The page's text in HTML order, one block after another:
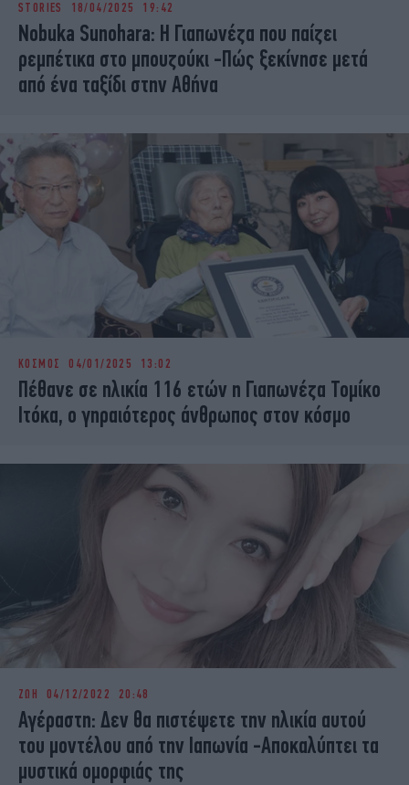
iBOOKS
OSCARS
THE OCEAN
MEDIA
ELAMEFORA
STORIES 18/04/2025 19:42
Nobuka Sunohara: Η Γιαπωνέζα που παίζει
ρεμπέτικα στο μπουζούκι -Πώς ξεκίνησε μετά
από ένα ταξίδι στην Αθήνα
ΚΟΣΜΟΣ 04/01/2025 13:02
Πέθανε σε ηλικία 116 ετών η Γιαπωνέζα Τομίκο
Ιτόκα, ο γηραιότερος άνθρωπος στον κόσμο
ΖΩΗ 04/12/2022 20:48
Αγέραστη: Δεν θα πιστέψετε την ηλικία αυτού
του μοντέλου από την Ιαπωνία -Αποκαλύπτει τα
μυστικά ομορφιάς της